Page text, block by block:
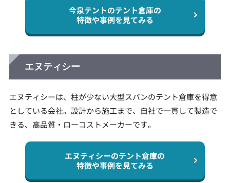
今泉テントのテント倉庫の
特徴や事例を見てみる
エヌティシー
エヌティシーは、柱が少ない大型スパンのテント倉庫を得意
としている会社。設計から施工まで、自社で一貫して製造で
きる、高品質・ローコストメーカーです。
エヌティシーのテント倉庫の
特徴や事例を見てみる